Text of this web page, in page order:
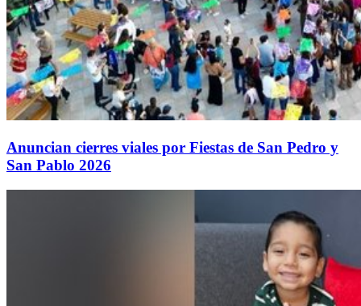
Anuncian cierres viales por Fiestas de San Pedro y
San Pablo 2026